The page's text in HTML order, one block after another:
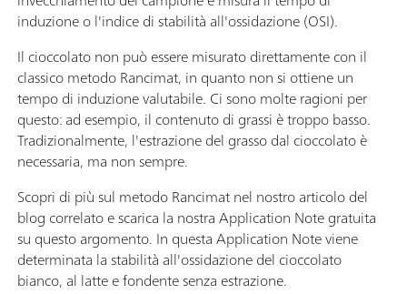
induzione o l'indice di stabilità all'ossidazione (OSI).
Il cioccolato non può essere misurato direttamente con il
classico metodo Rancimat, in quanto non si ottiene un
tempo di induzione valutabile. Ci sono molte ragioni per
questo: ad esempio, il contenuto di grassi è troppo basso.
Tradizionalmente, l'estrazione del grasso dal cioccolato è
necessaria, ma non sempre.
Scopri di più sul metodo Rancimat nel nostro articolo del
blog correlato e scarica la nostra Application Note gratuita
su questo argomento. In questa Application Note viene
determinata la stabilità all'ossidazione del cioccolato
bianco, al latte e fondente senza estrazione.